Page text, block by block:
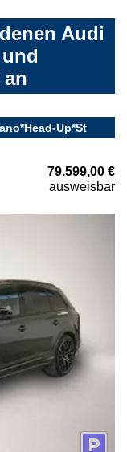
Audi
Up*St
79.599,00 €
ausweisbar